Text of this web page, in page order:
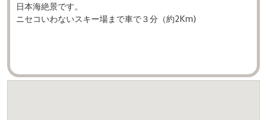
日本海絶景です。
ニセコいわないスキー場まで車で３分（約2Km)